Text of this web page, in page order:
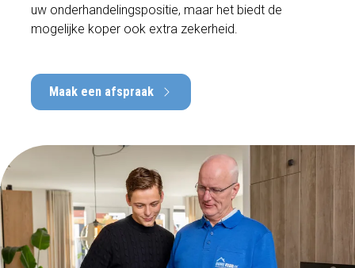
uw onderhandelingspositie, maar het biedt de
mogelijke koper ook extra zekerheid.
Maak een afspraak